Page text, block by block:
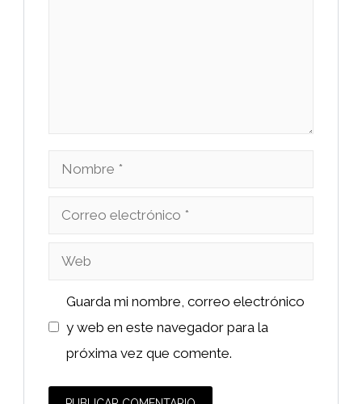
Nombre
Correo
Web
Guarda mi nombre, correo electrónico
y web en este navegador para la
próxima vez que comente.